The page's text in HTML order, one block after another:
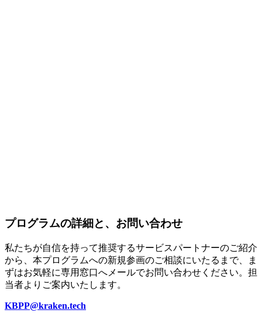
プログラムの詳細と、お問い合わせ
私たちが自信を持って推奨するサービスパートナーのご紹介
から、本プログラムへの新規参画のご相談にいたるまで、ま
ずはお気軽に専用窓口へメールでお問い合わせください。担
当者よりご案内いたします。
KBPP@kraken.tech